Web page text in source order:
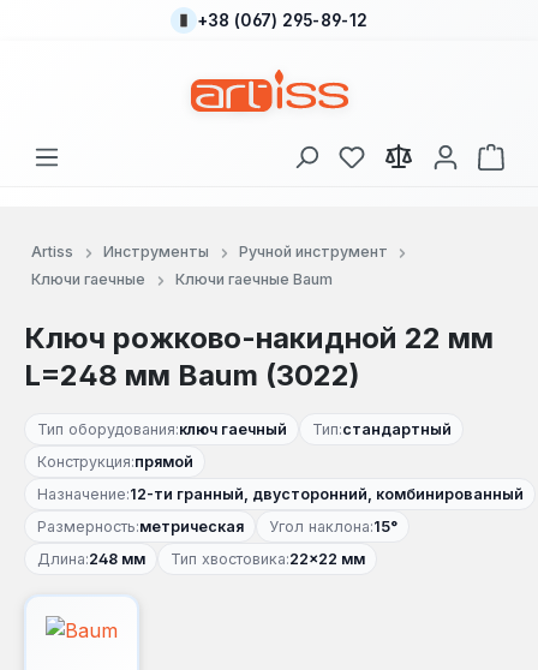
Перейти к основному содержанию
+38 (067) 295-89-12
У вас есть товары
В
Artiss Инструменты
Ручной инструмент
Ключи гаечные
Ключи гаечные Baum
Ключ рожково-накидной 22 мм
L=248 мм Baum (3022)
Тип оборудования:ключ гаечный Тип:стандартный
Конструкция:прямой
Назначение:12-ти гранный, двусторонний, комбинированный
Размерность:метрическая Угол наклона:15°
Длина:248 мм Тип хвостовика:22×22 мм